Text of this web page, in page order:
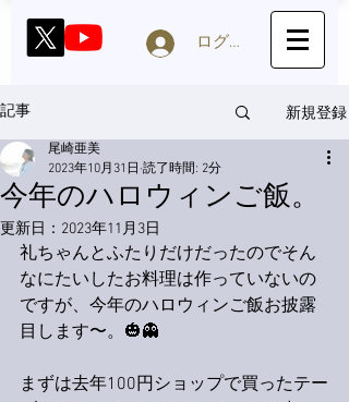
ログイン
記事 新規登録
今年のハロウィンご飯。
尾崎亜美
2023年10月31日 読了時間: 2分
更新日： 2023年11月3日
礼ちゃんとふたりだけだったのでそん
なにたいしたお料理は作っていないの
ですが、今年のハロウィンご飯お披露
目します〜。🎃👻
まずは去年100円ショップで買ったテー